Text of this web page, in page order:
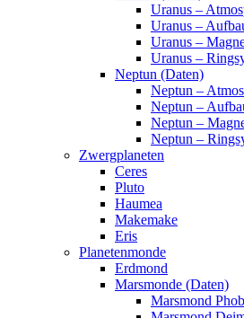
Uranus –
Uranus –
Uranus –
Uranus –
Neptun (Daten)
Neptun –
Neptun –
Neptun –
Neptun –
Zwergplaneten
Ceres
Pluto
Haumea
Makemake
Eris
Planetenmonde
Erdmond
Marsmonde (Daten)
Marsmond